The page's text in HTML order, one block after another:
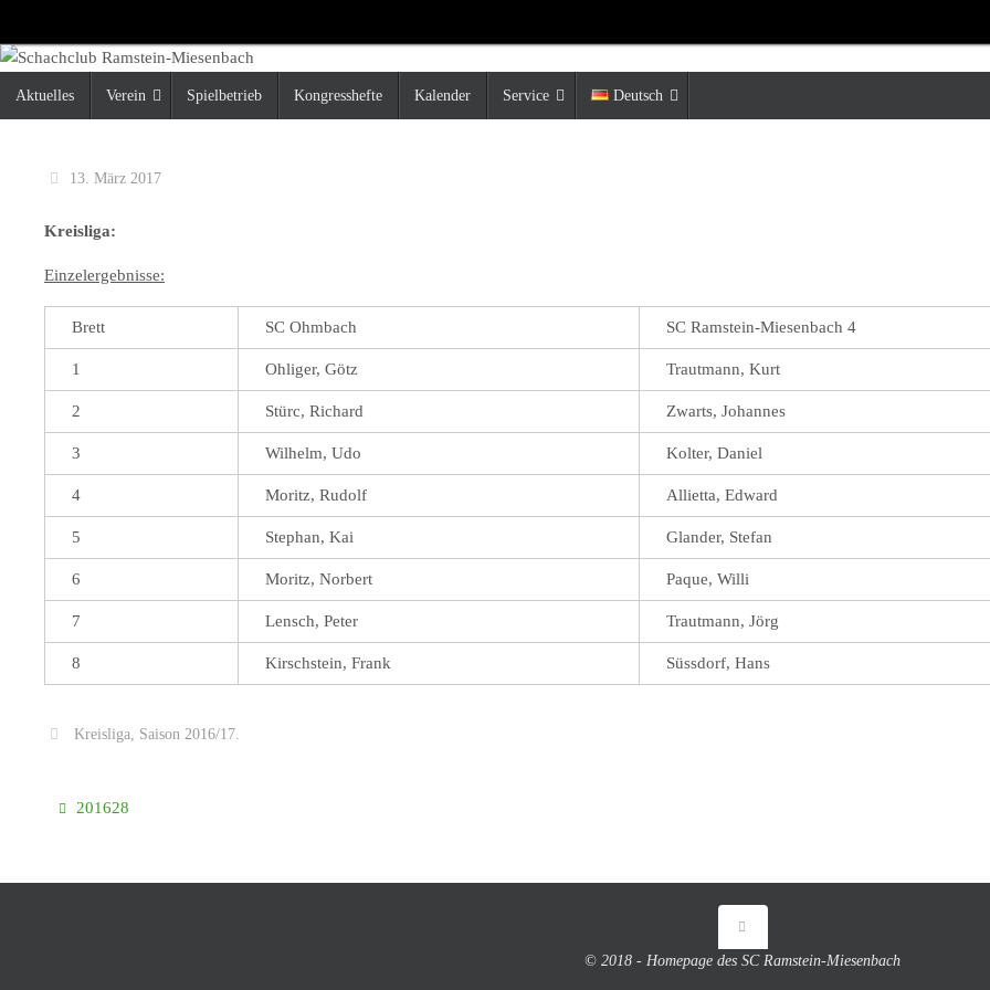
Inhalt
springen
Inhalt
Aktuelles Verein Spielbetrieb Kongresshefte Kalender Service Deutsch
13. März 2017
Kreisliga:
Einzelergebnisse:
Brett SC Ohmbach SC Ramstein-Miesenbach 4
1 Ohliger, Götz Trautmann, Kurt
2 Stürc, Richard Zwarts, Johannes
3 Wilhelm, Udo Kolter, Daniel
4 Moritz, Rudolf Allietta, Edward
5 Stephan, Kai Glander, Stefan
6 Moritz, Norbert Paque, Willi
7 Lensch, Peter Trautmann, Jörg
8 Kirschstein, Frank Süssdorf, Hans
Kreisliga Saison 2016/17.
201628
© 2018 - Homepage des SC Ramstein-Miesenbach